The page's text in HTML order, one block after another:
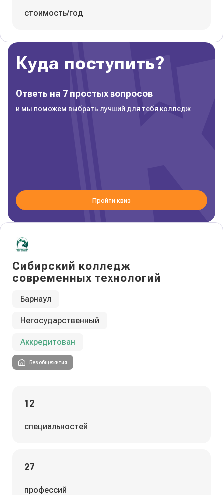
стоимость/год
Сибирский колледж
современных технологий
Барнаул
Негосударственный
Аккредитован
Без общежития
12
специальностей
27
профессий
Куда поступить?
Ответь на 7 простых вопросов
и мы поможем выбрать лучший для тебя колледж
Пройти квиз